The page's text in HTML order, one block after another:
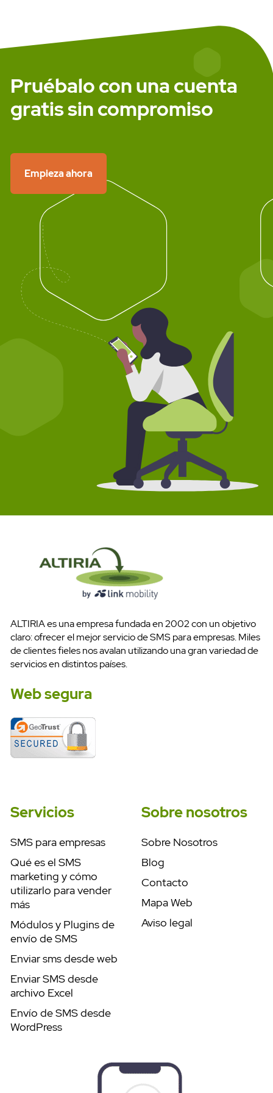
Pruébalo gratis
un remitente autorizado por Altiria
#puts "The function altiriaSms
Pruébalo con una cuenta
gratis sin compromiso
Empieza ahora
ALTIRIA es una empresa fundada en 2002 con un objetivo
claro: ofrecer el mejor servicio de SMS para empresas. Miles
de clientes fieles nos avalan utilizando una gran variedad de
servicios en distintos países.
Web segura
Servicios
SMS para empresas
Qué es el SMS
marketing y cómo
utilizarlo para vender
más
Módulos y Plugins de
envío de SMS
Enviar sms desde web
Enviar SMS desde
archivo Excel
Envío de SMS desde
WordPress
Sobre nosotros
Sobre Nosotros
Blog
Contacto
Mapa Web
Aviso legal